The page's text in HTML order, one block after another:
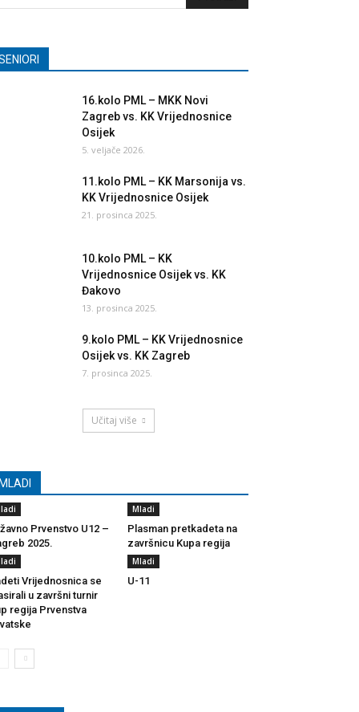
16.kolo PML – MKK Novi
Zagreb vs. KK Vrijednosnice
Osijek
5. veljače 2026.
11.kolo PML – KK Marsonija vs.
KK Vrijednosnice Osijek
21. prosinca 2025.
10.kolo PML – KK
Vrijednosnice Osijek vs. KK
Đakovo
13. prosinca 2025.
9.kolo PML – KK Vrijednosnice
Osijek vs. KK Zagreb
7. prosinca 2025.
Učitaj više
Prvenstvo U12 –
2025.
Mladi
Plasman pretkadeta na
završnicu Kupa regija
Vrijednosnica se
u završni turnir
regija Prvenstva
Mladi
U-11